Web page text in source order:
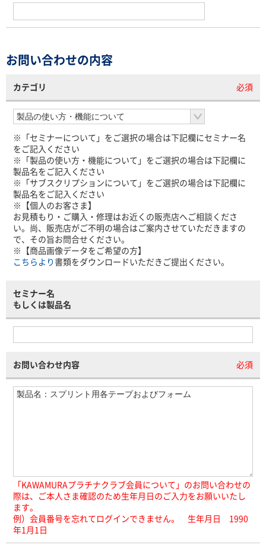
お問い合わせの内容
カテゴリ 必須
※「セミナーについて」をご選択の場合は下記欄にセミナー名
をご記入ください
※「製品の使い方・機能について」をご選択の場合は下記欄に
製品名をご記入ください
※「サブスクリプションについて」をご選択の場合は下記欄に
製品名をご記入ください
※【個人のお客さま】
お見積もり・ご購入・修理はお近くの販売店へご相談くださ
い。尚、販売店がご不明の場合はご案内させていただきますの
で、その旨お問合せください。
※【商品画像データをご希望の方】
こちらより 書類をダウンロードいただきご提出ください。
セミナー名
もしくは製品名
お問い合わせ内容 必須
「KAWAMURAプラチナクラブ会員について」のお問い合わせの
際は、ご本人さま確認のため生年月日のご入力をお願いいたし
ます。
例）会員番号を忘れてログインできません。 生年月日 1990
年1月1日